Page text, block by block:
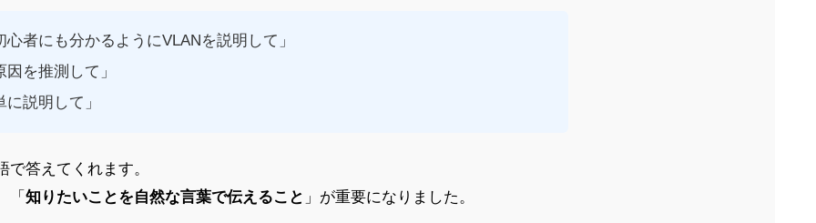
者にも分かるようにVLANを説明して」
を推測して」
説明して」
答えてくれます。
「 知りたいことを自然な言葉で伝えること 」が重要になりました。